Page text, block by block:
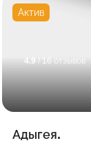
Актив
4.9 / 16 отзывов
Адыгея.